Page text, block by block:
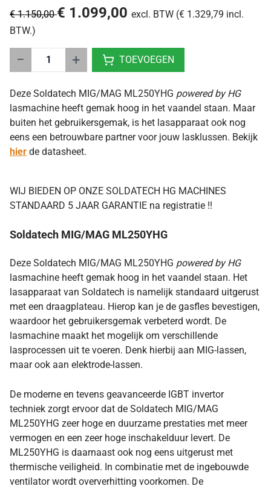
WIJ BIEDEN OP ONZE SOLDATECH HG MACHINES
STANDAARD 5 JAAR GARANTIE na registratie !!
Soldatech MIG/MAG ML250YHG
Deze Soldatech MIG/MAG ML250YHG powered by HG
lasmachine heeft gemak hoog in het vaandel staan. Het
lasapparaat van Soldatech is namelijk standaard uitgerust
met een draagplateau. Hierop kan je de gasfles bevestigen,
waardoor het gebruikersgemak verbeterd wordt. De
lasmachine maakt het mogelijk om verschillende
lasprocessen uit te voeren. Denk hierbij aan MIG-lassen,
maar ook aan elektrode-lassen.
De moderne en tevens geavanceerde IGBT invertor
techniek zorgt ervoor dat de Soldatech MIG/MAG
ML250YHG zeer hoge en duurzame prestaties met meer
vermogen en een zeer hoge inschakelduur levert. De
ML250YHG is daarnaast ook nog eens uitgerust met
thermische veiligheid. In combinatie met de ingebouwde
ventilator wordt oververhitting voorkomen. De
€ 1.150,00€ 1.099,00 excl. BTW (€ 1.329,79 incl.
BTW.)
− + TOEVOEGEN
Deze Soldatech MIG/MAG ML250YHG powered by HG
lasmachine heeft gemak hoog in het vaandel staan. Maar
buiten het gebruikersgemak, is het lasapparaat ook nog
eens een betrouwbare partner voor jouw lasklussen. Bekijk
hier de datasheet.